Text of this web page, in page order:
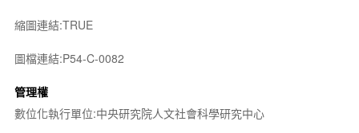
縮圖連結:TRUE
圖檔連結:P54-C-0082
管理權
數位化執行單位:中央研究院人文社會科學研究中心